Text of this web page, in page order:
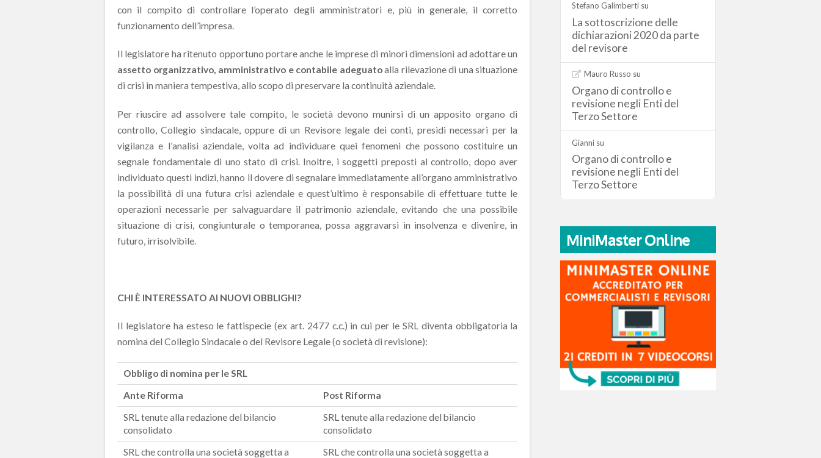
con il compito di controllare l’operato degli amministratori e, più in generale, il corretto
funzionamento dell’impresa.
Il legislatore ha ritenuto opportuno portare anche le imprese di minori dimensioni ad adottare un
assetto organizzativo, amministrativo e contabile adeguatoalla rilevazione di una situazione
di crisi in maniera tempestiva, allo scopo di preservare la continuità aziendale.
Per riuscire ad assolvere tale compito, le società devono munirsi di un apposito organo di
controllo, Collegio sindacale, oppure di un Revisore legale dei conti, presidi necessari per la
vigilanza e l’analisi aziendale, volta ad individuare quei fenomeni che possono costituire un
segnale fondamentale di uno stato di crisi. Inoltre, i soggetti preposti al controllo, dopo aver
individuato questi indizi, hanno il dovere di segnalare immediatamente all’organo amministrativo
la possibilità di una futura crisi aziendale e quest’ultimo è responsabile di effettuare tutte le
operazioni necessarie per salvaguardare il patrimonio aziendale, evitando che una possibile
situazione di crisi, congiunturale o temporanea, possa aggravarsi in insolvenza e divenire, in
futuro, irrisolvibile.
CHI È INTERESSATO AI NUOVI OBBLIGHI?
Il legislatore ha esteso le fattispecie (ex art. 2477 c.c.) in cui per le SRL diventa obbligatoria la
nomina del Collegio Sindacale o del Revisore Legale (o società di revisione):
Obbligo di nomina per le SRL
Ante Riforma
Post Riforma
SRL tenute alla redazione del bilancio
consolidato
SRL tenute alla redazione del bilancio
consolidato
SRL che controlla una società soggetta a
SRL che controlla una società soggetta a
Stefano Galimbertisu
La sottoscrizione delle
dichiarazioni 2020 da parte
del revisore
Mauro Russo su
Organo di controllo e
revisione negli Enti del
Terzo Settore
Giannisu
Organo di controllo e
revisione negli Enti del
Terzo Settore
MiniMaster Online